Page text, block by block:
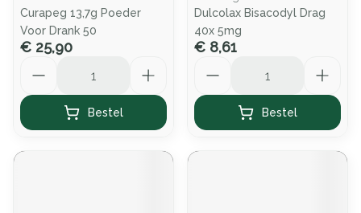
Curapeg 13,7g Poeder
Voor Drank 50
€ 25,90
Bestel
Dulcolax Bisacodyl Drag
40x 5mg
€ 8,61
Bestel